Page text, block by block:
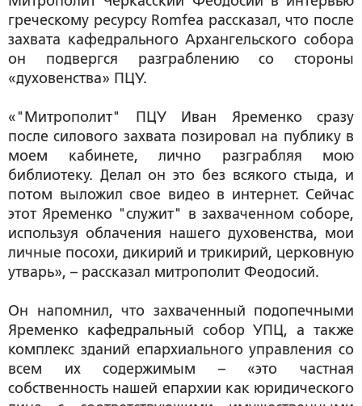
греческому ресурсу Romfea рассказал, что после
захвата кафедрального Архангельского собора
он подвергся разграблению со стороны
«духовенства» ПЦУ.
«"Митрополит" ПЦУ Иван Яременко сразу
после силового захвата позировал на публику в
моем кабинете, лично разграбляя мою
библиотеку. Делал он это без всякого стыда, и
потом выложил свое видео в интернет. Сейчас
этот Яременко "служит" в захваченном соборе,
используя облачения нашего духовенства, мои
личные посохи, дикирий и трикирий, церковную
утварь», – рассказал митрополит Феодосий.
Он напомнил, что захваченный подопечными
Яременко кафедральный собор УПЦ, а также
комплекс зданий епархиального управления со
всем их содержимым – «это частная
собственность нашей епархии как юридического